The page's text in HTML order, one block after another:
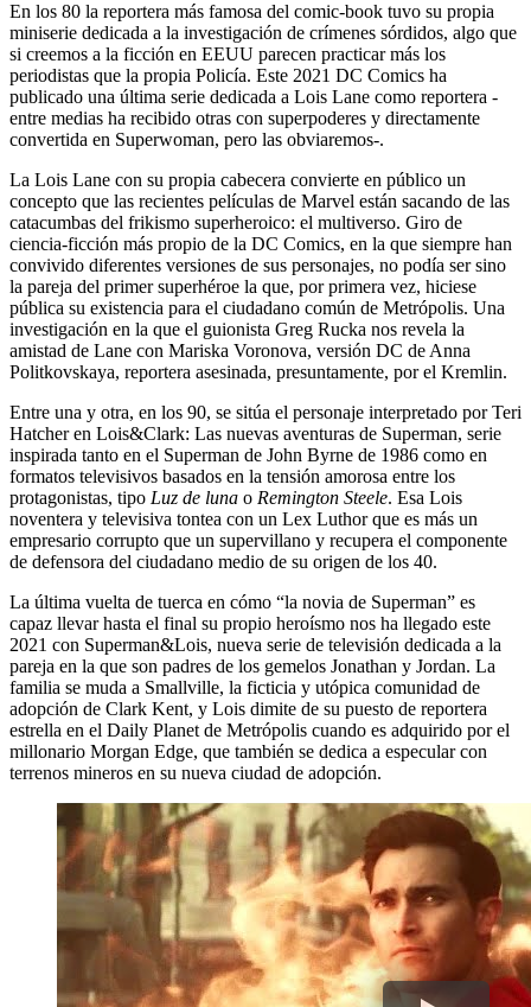
En los 80 la reportera más famosa del comic-book tuvo su propia
miniserie dedicada a la investigación de crímenes sórdidos, algo que
si creemos a la ficción en EEUU parecen practicar más los
periodistas que la propia Policía. Este 2021 DC Comics ha
publicado una última serie dedicada a Lois Lane como reportera -
entre medias ha recibido otras con superpoderes y directamente
convertida en Superwoman, pero las obviaremos-.
La Lois Lane con su propia cabecera convierte en público un
concepto que las recientes películas de Marvel están sacando de las
catacumbas del frikismo superheroico: el multiverso. Giro de
ciencia-ficción más propio de la DC Comics, en la que siempre han
convivido diferentes versiones de sus personajes, no podía ser sino
la pareja del primer superhéroe la que, por primera vez, hiciese
pública su existencia para el ciudadano común de Metrópolis. Una
investigación en la que el guionista Greg Rucka nos revela la
amistad de Lane con Mariska Voronova, versión DC de Anna
Politkovskaya, reportera asesinada, presuntamente, por el Kremlin.
Entre una y otra, en los 90, se sitúa el personaje interpretado por Teri
Hatcher en Lois&Clark: Las nuevas aventuras de Superman, serie
inspirada tanto en el Superman de John Byrne de 1986 como en
formatos televisivos basados en la tensión amorosa entre los
protagonistas, tipo Luz de luna o Remington Steele. Esa Lois
noventera y televisiva tontea con un Lex Luthor que es más un
empresario corrupto que un supervillano y recupera el componente
de defensora del ciudadano medio de su origen de los 40.
La última vuelta de tuerca en cómo “la novia de Superman” es
capaz llevar hasta el final su propio heroísmo nos ha llegado este
2021 con Superman&Lois, nueva serie de televisión dedicada a la
pareja en la que son padres de los gemelos Jonathan y Jordan. La
familia se muda a Smallville, la ficticia y utópica comunidad de
adopción de Clark Kent, y Lois dimite de su puesto de reportera
estrella en el Daily Planet de Metrópolis cuando es adquirido por el
millonario Morgan Edge, que también se dedica a especular con
terrenos mineros en su nueva ciudad de adopción.